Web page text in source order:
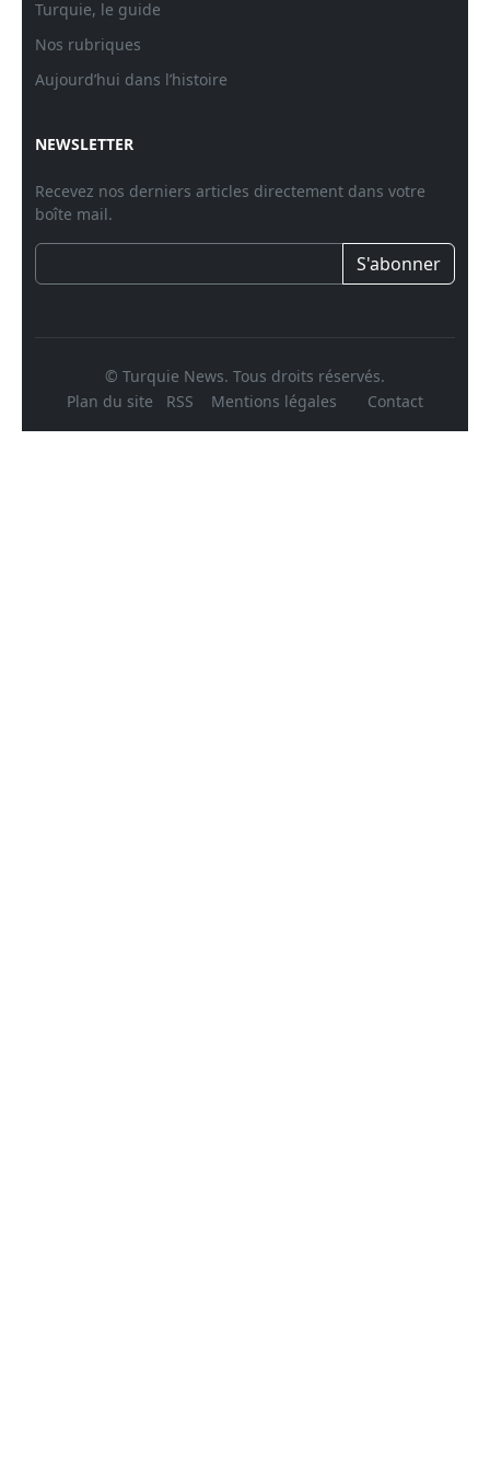
Turquie, le guide
Nos rubriques
Aujourd’hui dans l’histoire
NEWSLETTER
Recevez nos derniers articles directement dans votre
boîte mail.
S'abonner
© Turquie News. Tous droits réservés.
Plan du site
RSS Mentions légales Contact